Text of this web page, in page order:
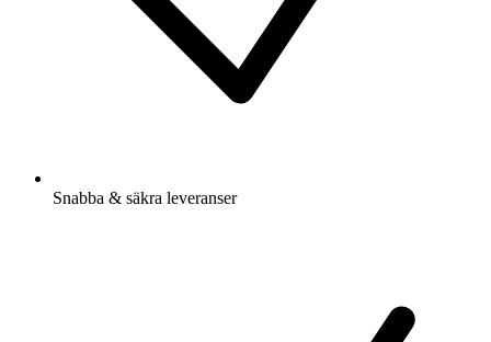
Snabba & säkra leveranser